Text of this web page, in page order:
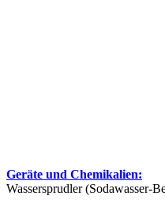
Geräte und Chemikalien:
Wassersprudler (Sodawasser-